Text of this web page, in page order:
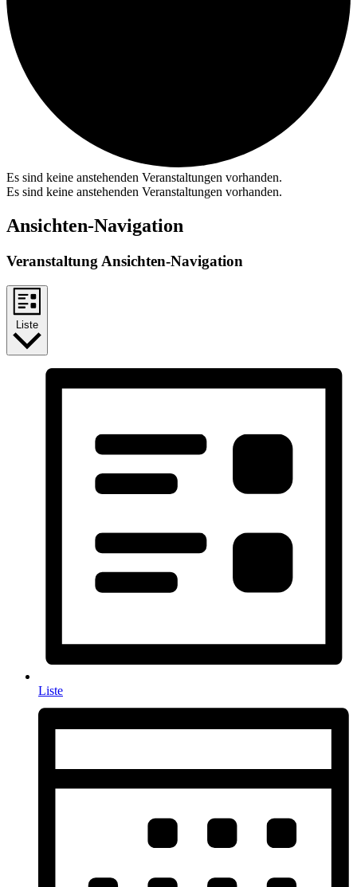
Es sind keine anstehenden Veranstaltungen vorhanden.
Es sind keine anstehenden Veranstaltungen vorhanden.
Ansichten-Navigation
Veranstaltung Ansichten-Navigation
Liste
Liste